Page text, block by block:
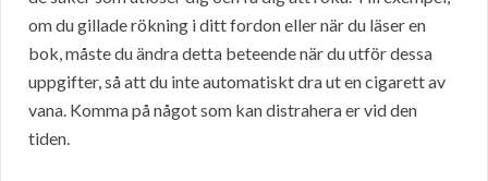
om du gillade rökning i ditt fordon eller när du läser en
bok, måste du ändra detta beteende när du utför dessa
uppgifter, så att du inte automatiskt dra ut en cigarett av
vana. Komma på något som kan distrahera er vid den
tiden.